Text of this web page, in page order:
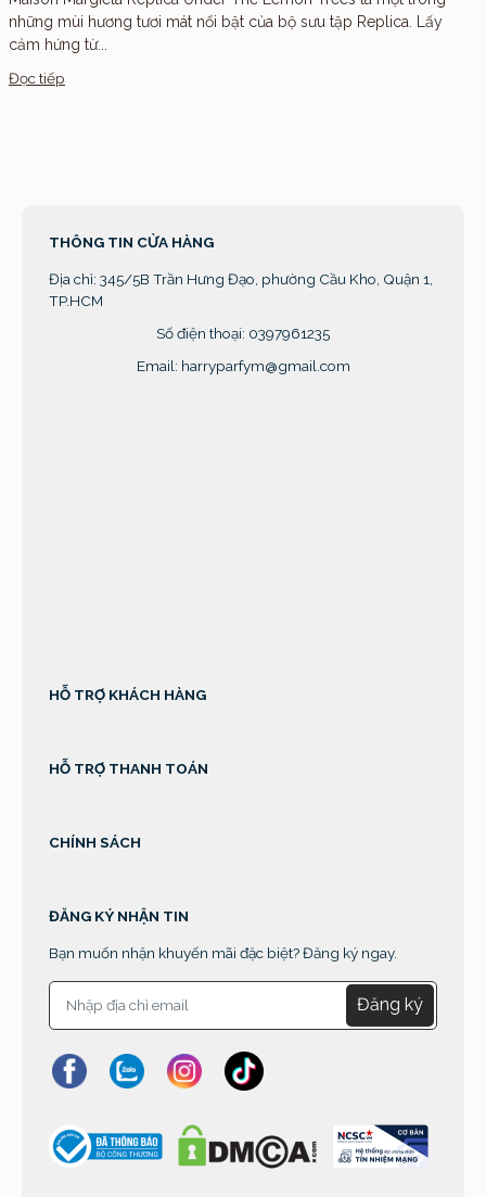
những mùi hương tươi mát nổi bật của bộ sưu tập Replica. Lấy
cảm hứng từ...
Đọc tiếp
THÔNG TIN CỬA HÀNG
Địa chỉ: 345/5B Trần Hưng Đạo, phường Cầu Kho, Quận 1,
TP.HCM
Số điện thoại: 0397961235
Email: harryparfym@gmail.com
HỖ TRỢ KHÁCH HÀNG
HỖ TRỢ THANH TOÁN
CHÍNH SÁCH
ĐĂNG KÝ NHẬN TIN
Bạn muốn nhận khuyến mãi đặc biệt? Đăng ký ngay.
Đăng ký